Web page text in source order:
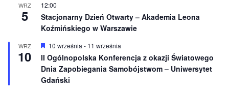
n
e
WRZ
5
12:00
Stacjonarny Dzień Otwarty – Akademia Leona
Koźmińskiego w Warszawie
WRZ
10
W
y
r
ó
ż
n
10 września - 11 września
II Ogólnopolska Konferencja z okazji Światowego
Dnia Zapobiegania Samobójstwom – Uniwersytet
Gdański